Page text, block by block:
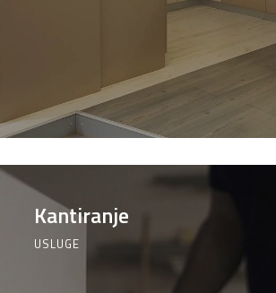
Kantiranje
USLUGE